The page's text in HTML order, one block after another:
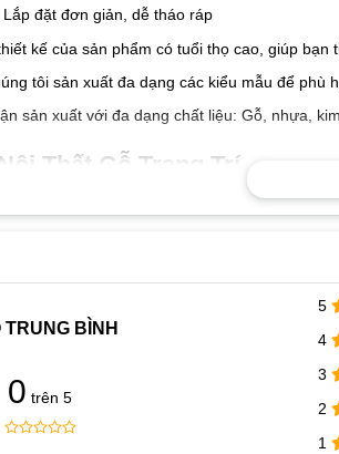
Lắp đặt đơn giản, dễ tháo ráp
kế của sản phẩm có tuổi thọ cao, giúp
tôi sản xuất đa dạng các kiểu mẫu để phù
sản xuất với đa dạng chất liệu: Gỗ, nhựa,
Thất Gỗ Trang Trí
để được tư vấn và nhận báo giá tốt
TRUNG BÌNH
0 trên 5
5
4
3
2
1